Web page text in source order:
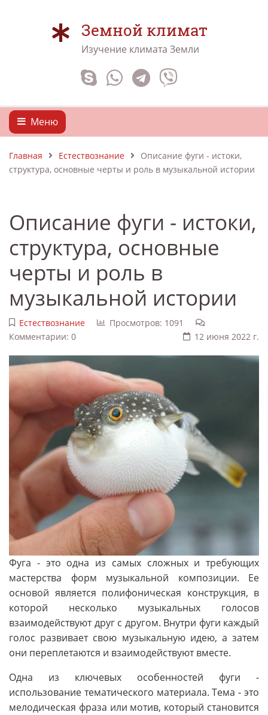
Земной климат
Изучение климата Земли
Меню
Главная Естествознание
Описание фуги - истоки,
структура, основные черты и роль в музыкальной истории
Описание фуги - истоки,
структура, основные
черты и роль в
музыкальной истории
Естествознание
Просмотров: 1091
Комментарии: 0
12 июня 2022 г.
Фуга - это одна из самых сложных и требующих
мастерства форм музыкальной композиции. Ее
основой является полифоническая конструкция, в
которой несколько музыкальных голосов
взаимодействуют друг с другом. Внутри фуги каждый
голос развивает свою музыкальную идею, а затем
они переплетаются и взаимодействуют вместе.
Одна из ключевых особенностей фуги -
использование тематического материала. Тема - это
мелодическая фраза или мотив, который становится